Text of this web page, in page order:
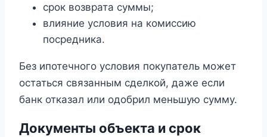
срок возврата суммы;
влияние условия на комиссию
посредника.
Без ипотечного условия покупатель может
остаться связанным сделкой, даже если
банк отказал или одобрил меньшую сумму.
Документы объекта и срок